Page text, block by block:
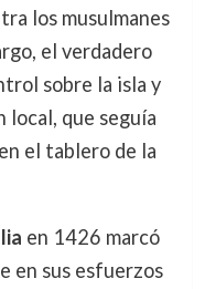
los musulmanes
el verdadero
sobre la isla y
local, que seguía
el tablero de la
en 1426 marcó
en sus esfuerzos